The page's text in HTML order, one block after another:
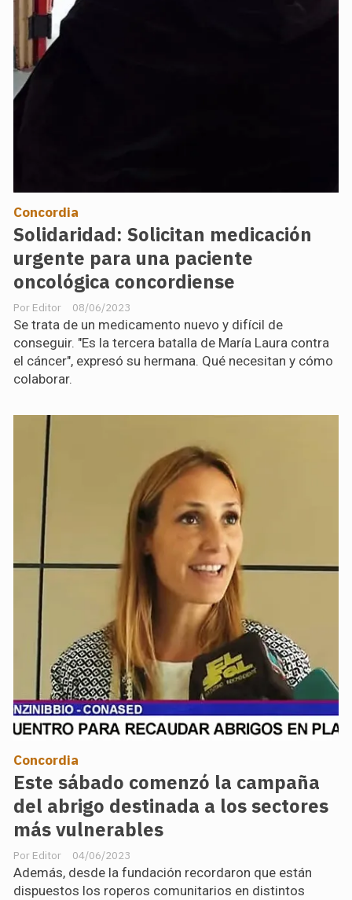
Solidaridad: Solicitan medicación
urgente para una paciente
oncológica concordiense
Editor
Concordia
08/06/2023
Se trata de un medicamento nuevo y difícil de
conseguir. "Es la tercera batalla de María Laura contra
el cáncer", expresó su hermana. Qué necesitan y cómo
colaborar.
Este sábado comenzó la campaña
del abrigo destinada a los sectores
más vulnerables
Editor
Concordia
04/06/2023
Además, desde la fundación recordaron que están
dispuestos los roperos comunitarios en distintos